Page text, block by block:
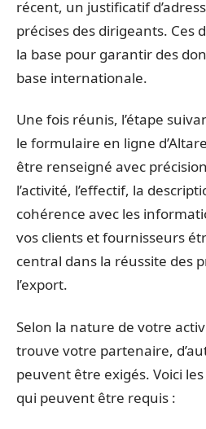
récent, un justificatif
précises des dirigeants. Ces
la base pour garantir des
base internationale.
Une fois réunis, l’étape
le formulaire en ligne
être renseigné avec
l’activité, l’effectif, la
cohérence avec les
vos clients et fournisseurs
central dans la réussite des
l’export.
Selon la nature de votre
trouve votre partenaire,
peuvent être exigés. Voici
qui peuvent être requis :